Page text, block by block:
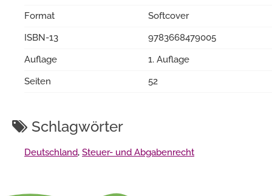
Format
Softcover
ISBN-13
9783668479005
Auflage
1. Auflage
Seiten
52
Schlagwörter
Deutschland, Steuer- und Abgabenrecht